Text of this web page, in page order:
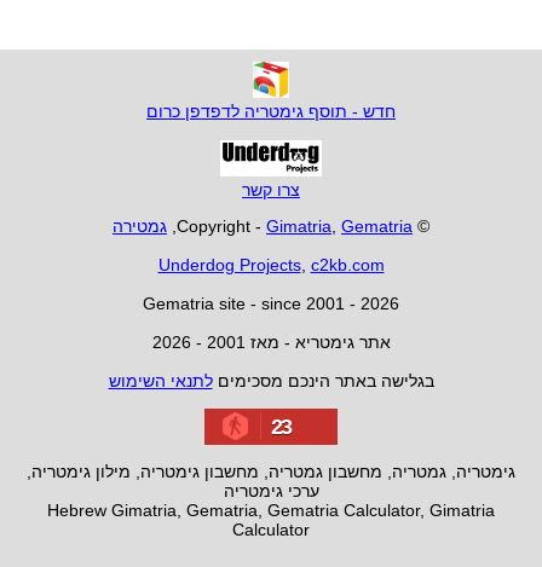
חדש - תוסף גימטריה לדפדפן כרום
צרו קשר
© Copyright -
Gimatria, Gematria
, גמטירה
Underdog Projects, c2kb.com
Gematria site - since 2001 - 2026
אתר גימטריא - מאז 2001 - 2026
בגלישה באתר הינכם מסכימיםלתנאי השימוש
23
גימטריה, גמטריה, מחשבון גמטריה, מחשבון גימטריה, מילון גימטריה,
ערכי גימטריה
Hebrew Gimatria, Gematria, Gematria Calculator, Gimatria
Calculator